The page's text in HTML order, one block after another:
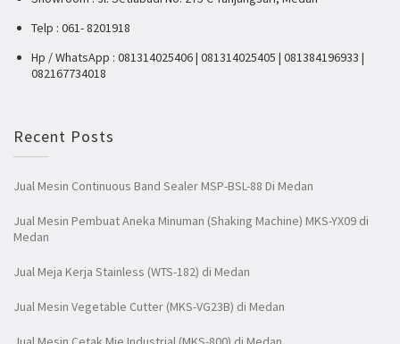
Telp : 061- 8201918
Hp / WhatsApp : 081314025406 | 081314025405 | 081384196933 |
082167734018
Recent Posts
Jual Mesin Continuous Band Sealer MSP-BSL-88 Di Medan
Jual Mesin Pembuat Aneka Minuman (Shaking Machine) MKS-YX09 di
Medan
Jual Meja Kerja Stainless (WTS-182) di Medan
Jual Mesin Vegetable Cutter (MKS-VG23B) di Medan